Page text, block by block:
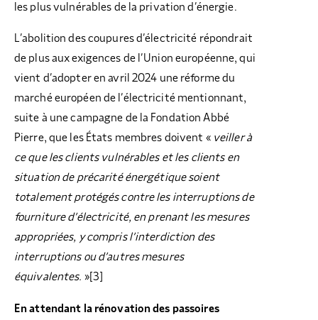
les plus vulnérables de la privation d’énergie.
L’abolition des coupures d’électricité répondrait
de plus aux exigences de l’Union européenne, qui
vient d’adopter en avril 2024 une réforme du
marché européen de l’électricité mentionnant,
suite à une campagne de la Fondation Abbé
Pierre, que les États membres doivent « veiller à
ce que les clients vulnérables et les clients en
situation de précarité énergétique soient
totalement protégés contre les interruptions de
fourniture d’électricité, en prenant les mesures
appropriées, y compris l’interdiction des
interruptions ou d’autres mesures
équivalentes. »[3]
En attendant la rénovation des passoires